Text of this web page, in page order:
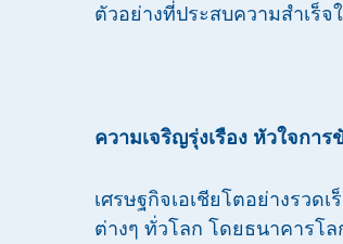
ตัวอย่างที่ประสบความสำเร็จ
ความเจริญรุ่งเรือง หัวใจกา
เศรษฐกิจเอเชียโตอย่างรว
ต่างๆ ทั่วโลก โดยธนาคารโล